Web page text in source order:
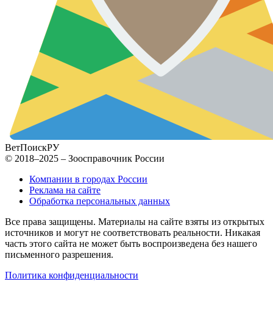
ВетПоискРУ
© 2018–2025 – Зоосправочник России
Компании в городах России
Реклама на сайте
Обработка персональных данных
Все права защищены. Материалы на сайте взяты из открытых
источников и могут не соответствовать реальности. Никакая
часть этого сайта не может быть воспроизведена без нашего
письменного разрешения.
Политика конфиденциальности